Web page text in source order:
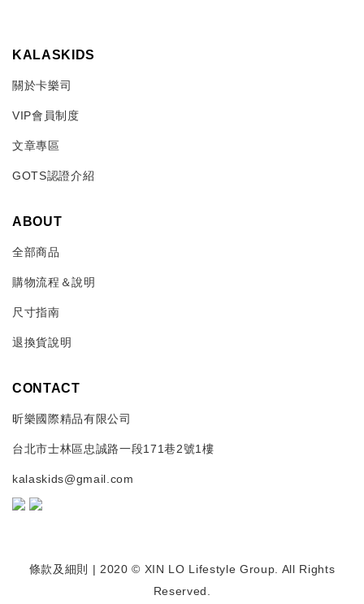
KALASKIDS
關於卡樂司
VIP會員制度
文章專區
GOTS認證介紹
ABOUT
全部商品
購物流程＆說明
尺寸指南
退換貨說明
CONTACT
昕樂國際精品有限公司
台北市士林區忠誠路一段171巷2號1樓
kalaskids@gmail.com
條款及細則
| 2020 © XIN LO Lifestyle Group. All Rights
Reserved.